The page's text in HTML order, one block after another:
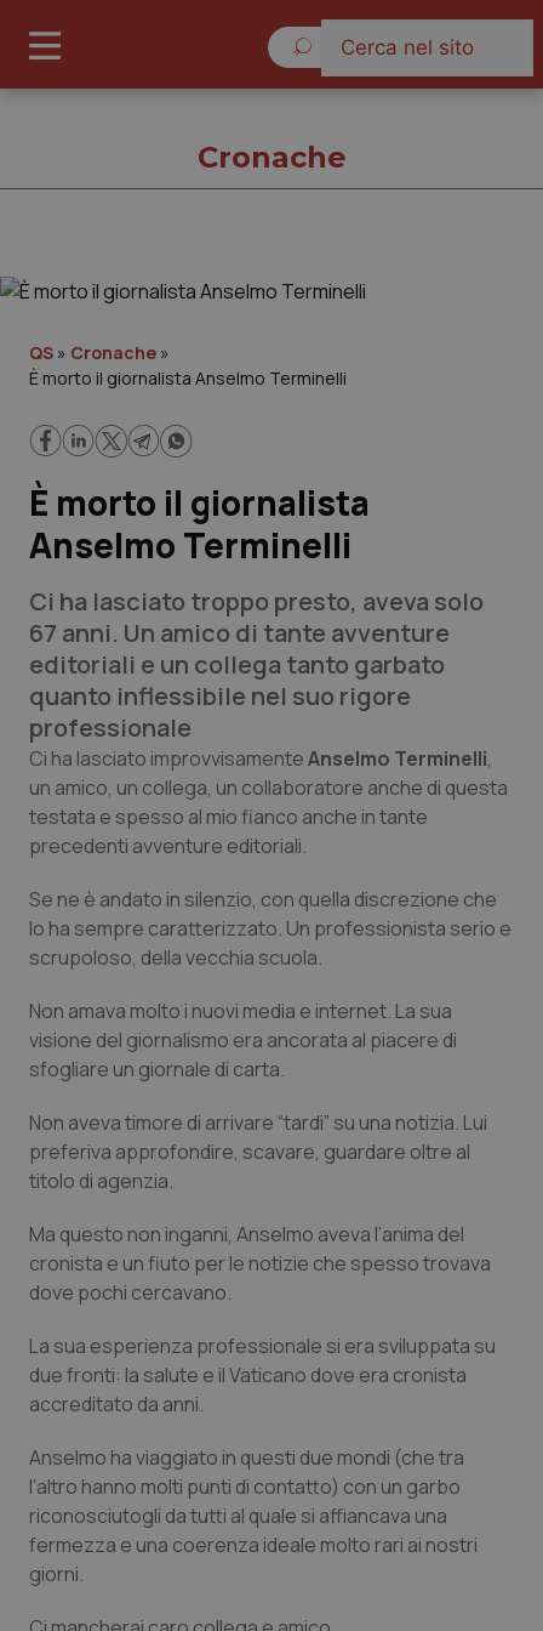
Cronache
Regioni e Asl
Lavoro e Professioni
Scienza e Farmaci
Studi e Analisi
Lettere al direttore
Edizioni Regionali
QS Pro
Professionisti Sanitari.AI
Abruzzo
Basilicata
Campania
Emilia-Romagna
Friuli Venezia Giulia
Lazio
Liguria
Lombardia
Marche
QS Pro Gold
Artrite & artrosi
Car-T
Colesterolo & coronaropatie
Dermatite Atopica
Diabete & glucometri
Disturbi dell’umore
Dolore
Donna & Salute
QS Club Newsletter
Cronache
QS » Cronache »
È morto il giornalista Anselmo Terminelli
È morto il giornalista
Anselmo Terminelli
Ci ha lasciato troppo presto, aveva solo
67 anni. Un amico di tante avventure
editoriali e un collega tanto garbato
quanto inflessibile nel suo rigore
professionale
Ci ha lasciato improvvisamenteAnselmo Terminelli,
un amico, un collega, un collaboratore anche di questa
testata e spesso al mio fianco anche in tante
precedenti avventure editoriali.
Se ne è andato in silenzio, con quella discrezione che
lo ha sempre caratterizzato. Un professionista serio e
scrupoloso, della vecchia scuola.
Non amava molto i nuovi media e internet. La sua
visione del giornalismo era ancorata al piacere di
sfogliare un giornale di carta.
Non aveva timore di arrivare “tardi” su una notizia. Lui
preferiva approfondire, scavare, guardare oltre al
titolo di agenzia.
Ma questo non inganni, Anselmo aveva l’anima del
cronista e un fiuto per le notizie che spesso trovava
dove pochi cercavano.
La sua esperienza professionale si era sviluppata su
due fronti: la salute e il Vaticano dove era cronista
accreditato da anni.
Anselmo ha viaggiato in questi due mondi (che tra
l’altro hanno molti punti di contatto) con un garbo
riconosciutogli da tutti al quale si affiancava una
fermezza e una coerenza ideale molto rari ai nostri
giorni.